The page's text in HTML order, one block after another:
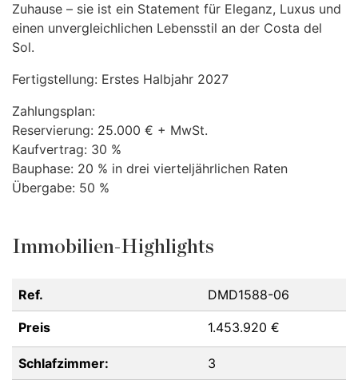
Zuhause – sie ist ein Statement für Eleganz, Luxus und
einen unvergleichlichen Lebensstil an der Costa del
Sol.
Fertigstellung: Erstes Halbjahr 2027
Zahlungsplan:
Reservierung: 25.000 € + MwSt.
Kaufvertrag: 30 %
Bauphase: 20 % in drei vierteljährlichen Raten
Übergabe: 50 %
Immobilien-Highlights
Ref. DMD1588-06
Preis 1.453.920 €
Schlafzimmer: 3